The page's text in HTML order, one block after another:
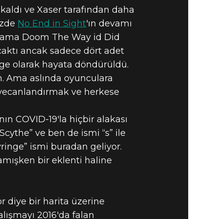
ve Xaser tarafından daha
No End in Sight'ın devamı
Doom The Way id Did
ancak sadece dört adet
olarak hayata döndürüldü.
Ama aslında oyunculara
ve herkese
COVID-19'la hiçbir alakası
ve ben de ismi “s” ile
ismi buradan geliyor.
bir eklenti haline
diye bir harita üzerine
2016'da falan